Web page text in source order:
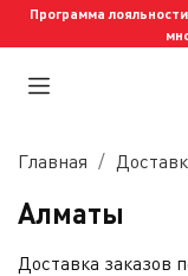
Программа
Главная
Алматы
Доставка заказов